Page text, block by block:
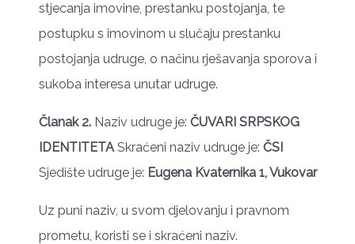
stjecanja imovine, prestanku postojanja, te
postupku s imovinom u slučaju prestanku
postojanja udruge, o načinu rješavanja sporova i
sukoba interesa unutar udruge.
Članak 2. Naziv udruge je: ČUVARI SRPSKOG
IDENTITETASkraćeni naziv udruge je: ČSI
Sjedište udruge je: Eugena Kvaternika 1, Vukovar
Uz puni naziv, u svom djelovanju i pravnom
prometu, koristi se i skraćeni naziv.